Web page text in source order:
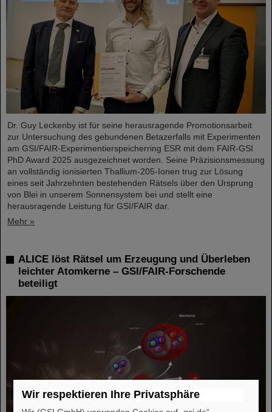
Dr. Guy Leckenby ist für seine herausragende Promotionsarbeit
zur Untersuchung des gebundenen Betazerfalls mit Experimenten
am GSI/FAIR-Experimentierspeicherring ESR mit dem FAIR-GSI
PhD Award 2025 ausgezeichnet worden. Seine Präzisionsmessung
an vollständig ionisierten Thallium-205-Ionen trug zur Lösung
eines seit Jahrzehnten bestehenden Rätsels über den Ursprung
von Blei in unserem Sonnensystem bei und stellt eine
herausragende Leistung für GSI/FAIR dar.
Mehr »
ALICE löst Rätsel um Erzeugung und Überleben
leichter Atomkerne – GSI/FAIR-Forschende
beteiligt
Wir respektieren Ihre Privatsphäre